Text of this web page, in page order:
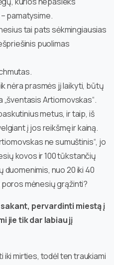
pamatysime.
tai pats sėkmingiausias
puolimas
nėra prasmės jį laikyti, būtų
Artiomovskas“.
metus, ir taip, iš
į jos reikšmę ir kainą.
ne sumuštinis“, jo
kovos ir 100 tūkstančių
nuo 20 iki 40
mėnesių grąžinti?
sakant, pervardinti miestą į
jie tik dar labiau jį
iki mirties, todėl ten traukiami